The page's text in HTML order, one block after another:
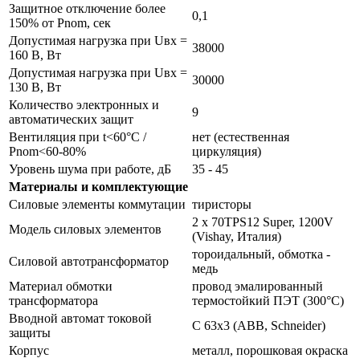
Защитное отключение более
150% от Pnom, сек
0,1
Допустимая нагрузка при Uвх =
160 В, Вт
38000
Допустимая нагрузка при Uвх =
130 В, Вт
30000
Количество электронных и
автоматических защит
9
Вентиляция при t<60°С /
Pnom<60-80%
нет (естественная
циркуляция)
Уровень шума при работе, дБ
35 - 45
Материалы и комплектующие
Силовые элементы коммутации тиристоры
Модель силовых элементов
2 x 70TPS12 Super, 1200V
(Vishay, Италия)
Силовой автотрансформатор
тороидальный, обмотка -
медь
Материал обмотки
трансформатора
провод эмалированный
термостойкий ПЭТ (300°С)
Вводной автомат токовой
защиты
С 63х3 (ABB, Schneider)
Корпус
металл, порошковая окраска